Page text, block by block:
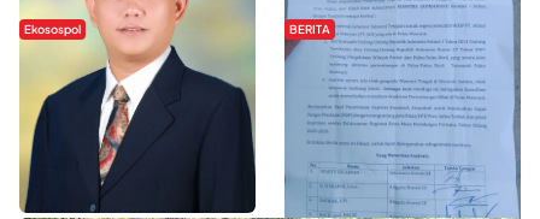
Ekosospol
Slogan Pemberdayaan Lokal
Dinilai Hanya Pemanis, Tokoh
Pemuda Wilalang Kritik Dominasi
Orang Luar
BERITA
Hipmawani Bersama DPRD Sultra
Sepakati RDP Perihal IUP
Pertambangan di Pulau Wawonii
WISATA SULTRA >>